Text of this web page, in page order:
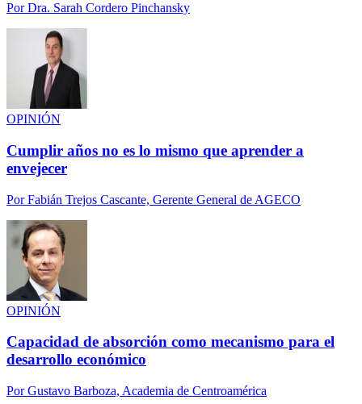
PorDra. Sarah Cordero Pinchansky
OPINIÓN
Cumplir años no es lo mismo que aprender a
envejecer
PorFabián Trejos Cascante, Gerente General de AGECO
OPINIÓN
Capacidad de absorción como mecanismo para el
desarrollo económico
PorGustavo Barboza, Academia de Centroamérica